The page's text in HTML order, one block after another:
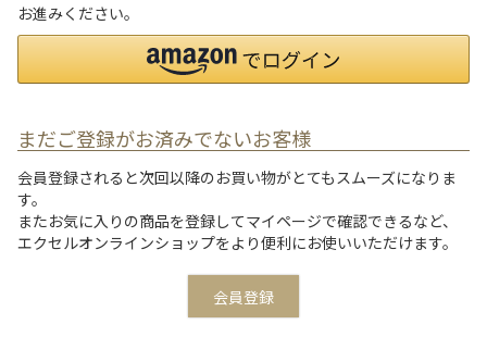
お進みください。
まだご登録がお済みでないお客様
会員登録されると次回以降のお買い物がとてもスムーズになりま
す。
またお気に入りの商品を登録してマイページで確認できるなど、
エクセルオンラインショップをより便利にお使いいただけます。
会員登録